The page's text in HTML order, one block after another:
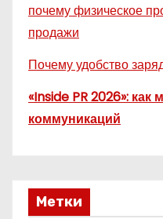
почему физическое
продажи
Почему удобство
«Inside PR 2026»: как
коммуникаций
Метки